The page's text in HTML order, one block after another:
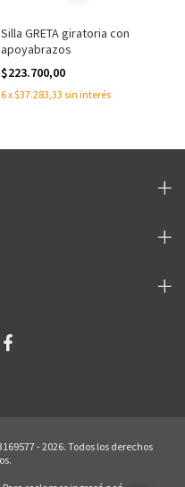
Silla GRETA giratoria con
apoyabrazos
$223.700,00
6x$37.283,33 sin interés
- 2026. Todos los derechos